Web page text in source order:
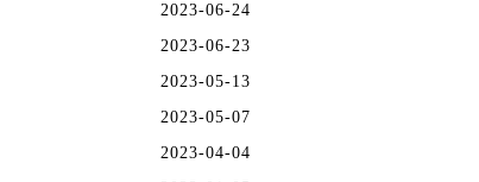
2023-06-24
2023-06-23
2023-05-13
2023-05-07
2023-04-04